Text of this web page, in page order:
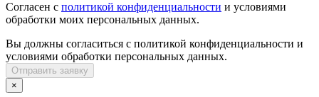
Согласен с политикой конфиденциальности и условиями
обработки моих персональных данных.
Вы должны согласиться с политикой конфиденциальности и
условиями обработки персональных данных.
Отправить заявку
×